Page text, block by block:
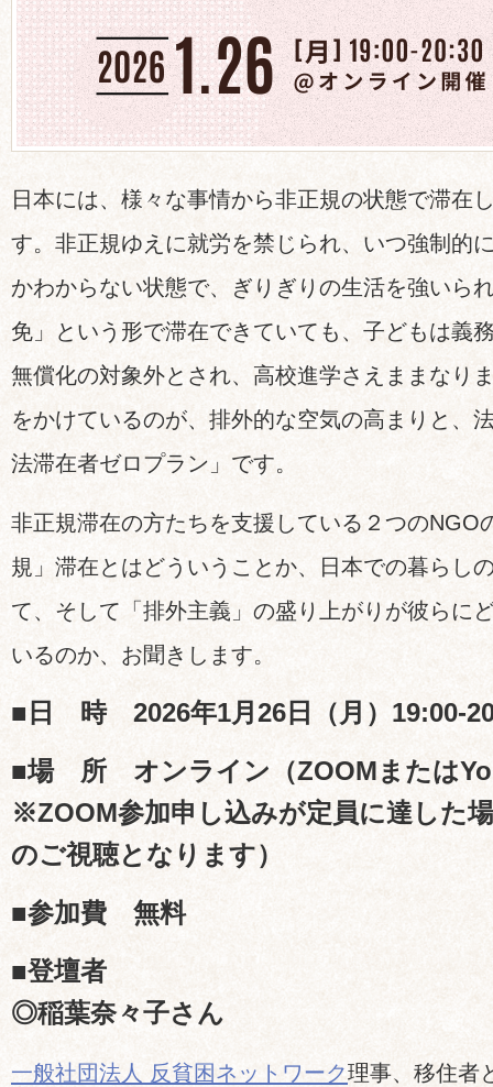
日本には、様々な事情から非正規の状態で滞在
す。非正規ゆえに就労を禁じられ、いつ強制的
かわからない状態で、ぎりぎりの生活を強いら
免」という形で滞在できていても、子どもは義
無償化の対象外とされ、高校進学さえままなり
をかけているのが、排外的な空気の高まりと、
法滞在者ゼロプラン」です。
非正規滞在の方たちを支援している２つのNGO
規」滞在とはどういうことか、日本での暮らし
て、そして「排外主義」の盛り上がりが彼らに
いるのか、お聞きします。
■日 時 2026年1月26日（月）19:00-
■場 所 オンライン（ZOOMまたは
※ZOOM参加申し込みが定員に達した
のご視聴となります）
■参加費 無料
■登壇者
◎稲葉奈々子さん
一般社団法人 反貧困ネットワーク理事、移住者